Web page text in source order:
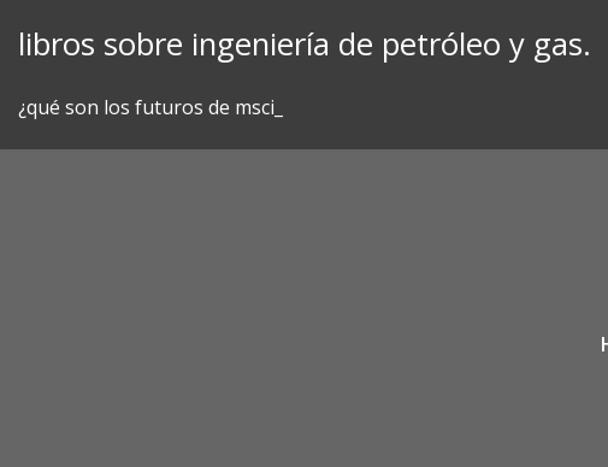
libros sobre ingeniería de petróleo y gas.
¿qué son los futuros de msci_